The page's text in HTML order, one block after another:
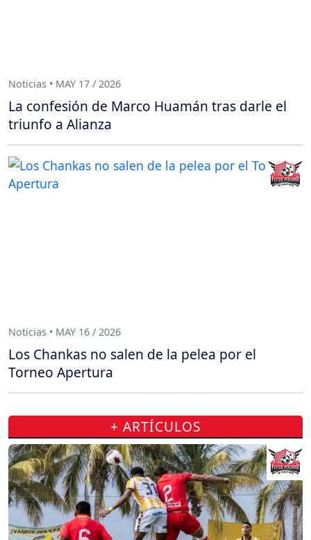
Noticias • MAY 17 / 2026
La confesión de Marco Huamán tras darle el
triunfo a Alianza
Noticias • MAY 16 / 2026
Los Chankas no salen de la pelea por el
Torneo Apertura
+ ARTÍCULOS